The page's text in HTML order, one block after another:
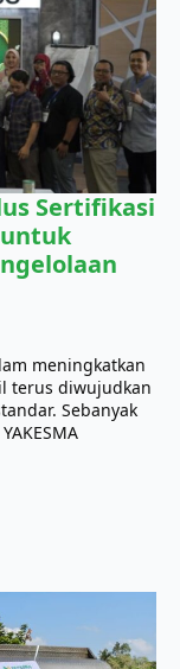
Sertifikasi
meningkatkan
terus diwujudkan
Sebanyak